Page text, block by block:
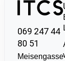
069 247 44
80 51
Meisengasse